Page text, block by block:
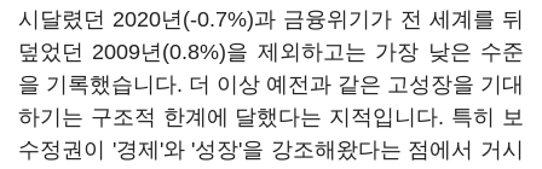
시달렸던 2020년(-0.7%)과 금융위기가 전 세계를 뒤
덮었던 2009년(0.8%)을 제외하고는 가장 낮은 수준
을 기록했습니다. 더 이상 예전과 같은 고성장을 기대
하기는 구조적 한계에 달했다는 지적입니다. 특히 보
수정권이 '경제'와 '성장'을 강조해왔다는 점에서 거시